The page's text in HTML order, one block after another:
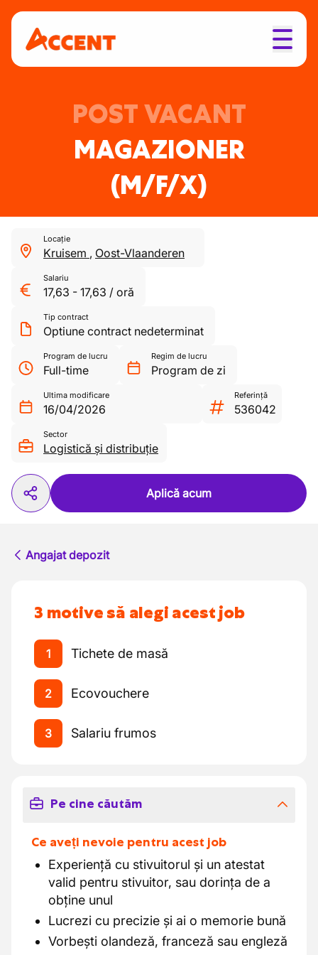
POST VACANT
MAGAZIONER
(M/F/X)
Locație
Kruisem , Oost-Vlaanderen
Salariu
17,63 - 17,63 / oră
Tip contract
Optiune contract nedeterminat
Program de lucru
Full-time
Regim de lucru
Program de zi
Ultima modificare
16/04/2026
Referință
536042
Sector
Logistică și distribuție
Aplică acum
Angajat depozit
3 motive să alegi acest job
1 Tichete de masă
2 Ecovouchere
3 Salariu frumos
Pe cine căutăm
Ce aveți nevoie pentru acest job
Experiență cu stivuitorul și un atestat
valid pentru stivuitor, sau dorința de a
obține unul
Lucrezi cu precizie și ai o memorie bună
Vorbești olandeză, franceză sau engleză